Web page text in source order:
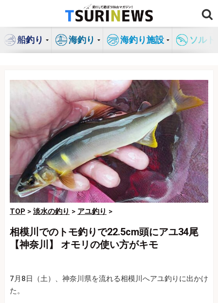
ン
船釣り 海釣り 海釣り施設 ソル
TOP > 淡水の釣り > アユ釣り >
相模川でのトモ釣りで22.5cm頭にアユ34尾
【神奈川】 オモリの使い方がキモ
7月8日（土）、神奈川県を流れる相模川へアユ釣りに出かけ
た。